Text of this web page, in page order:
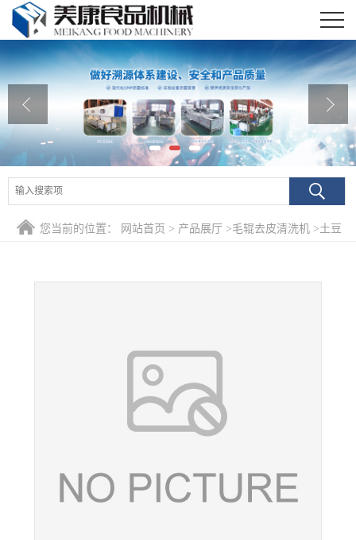
公司首页
公司动态
产品展厅
联系我们
您当前的位置： 网站首页 > 产品展厅 >毛辊去皮清洗机 >土豆